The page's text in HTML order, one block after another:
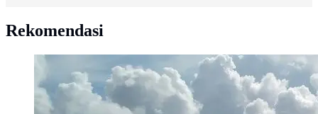
Rekomendasi